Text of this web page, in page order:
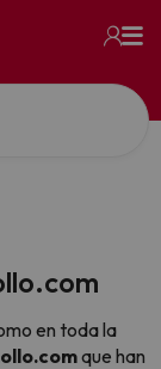
en toda la
que han